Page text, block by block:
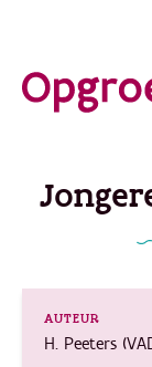
direct
Main
AUTEUR
H. Peeters